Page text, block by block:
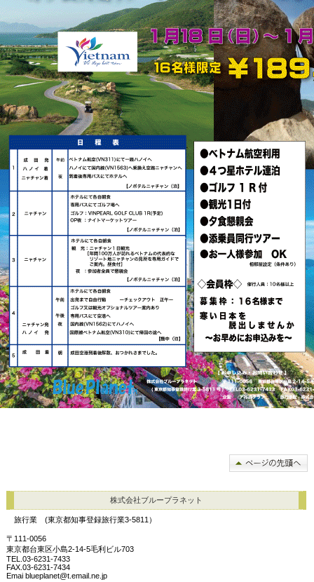
株式会社ブループラネット
旅行業 (東京都知事登録旅行業3-5811）
〒111-0056
東京都台東区小島2-14-5毛利ビル703
TEL.03-6231-7433
FAX.03-6231-7434
Emai blueplanet@t.email.ne.jp